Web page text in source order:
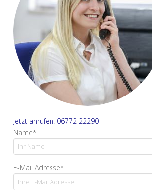
Jetzt anrufen: 06772 22290
Name*
E-Mail Adresse*